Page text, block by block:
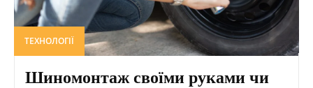
ТЕХНОЛОГІЇ
Шиномонтаж своїми руками чи